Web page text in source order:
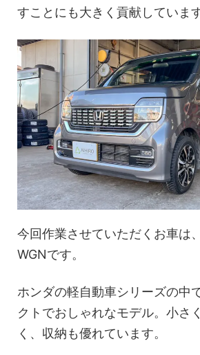
すことにも大きく貢献しています
今回作業させていただくお車は
WGNです。
ホンダの軽自動車シリーズの中
クトでおしゃれなモデル。小さ
く、収納も優れています。